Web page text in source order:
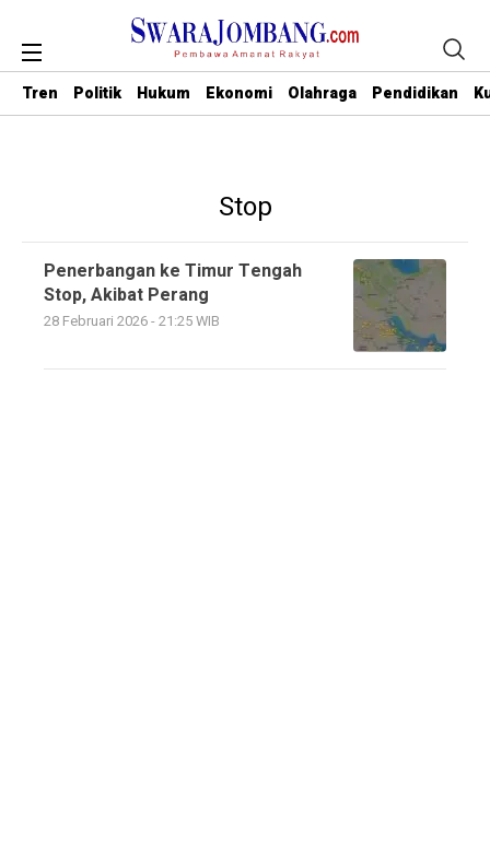
Tren Politik Hukum Ekonomi Olahraga Pendidikan
Stop
Penerbangan ke Timur Tengah
Stop, Akibat Perang
28 Februari 2026 - 21:25 WIB